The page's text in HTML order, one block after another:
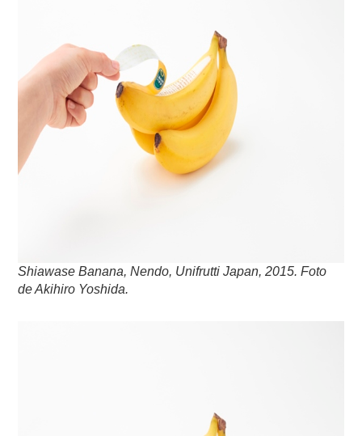
Shiawase Banana, Nendo, Unifrutti Japan, 2015. Foto
de Akihiro Yoshida.